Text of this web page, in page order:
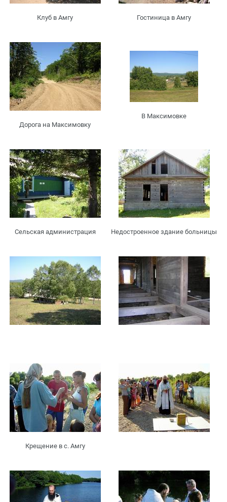
Клуб в Амгу Гостиница в Амгу
Дорога на Максимовку
В Максимовке
Сельская администрация Недостроенное здание больницы
Крещение в с. Амгу